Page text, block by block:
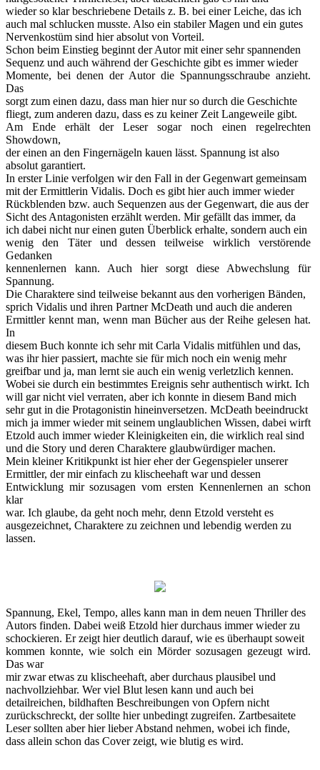
wieder so klar beschriebene Details z. B. bei einer Leiche, das ich
auch mal schlucken musste. Also ein stabiler Magen und ein gutes
Nervenkostüm sind hier absolut von Vorteil.
Schon beim Einstieg beginnt der Autor mit einer sehr spannenden
Sequenz und auch während der Geschichte gibt es immer wieder
Momente, bei denen der Autor die Spannungsschraube anzieht.
Das
sorgt zum einen dazu, dass man hier nur so durch die Geschichte
fliegt, zum anderen dazu, dass es zu keiner Zeit Langeweile gibt.
Am Ende erhält der Leser sogar noch einen regelrechten
Showdown,
der einen an den Fingernägeln kauen lässt. Spannung ist also
absolut garantiert.
In erster Linie verfolgen wir den Fall in der Gegenwart gemeinsam
mit der Ermittlerin Vidalis. Doch es gibt hier auch immer wieder
Rückblenden bzw. auch Sequenzen aus der Gegenwart, die aus der
Sicht des Antagonisten erzählt werden. Mir gefällt das immer, da
ich dabei nicht nur einen guten Überblick erhalte, sondern auch ein
wenig den Täter und dessen teilweise wirklich verstörende
Gedanken
kennenlernen kann. Auch hier sorgt diese Abwechslung für
Spannung.
Die Charaktere sind teilweise bekannt aus den vorherigen Bänden,
sprich Vidalis und ihren Partner McDeath und auch die anderen
Ermittler kennt man, wenn man Bücher aus der Reihe gelesen hat.
In
diesem Buch konnte ich sehr mit Carla Vidalis mitfühlen und das,
was ihr hier passiert, machte sie für mich noch ein wenig mehr
greifbar und ja, man lernt sie auch ein wenig verletzlich kennen.
Wobei sie durch ein bestimmtes Ereignis sehr authentisch wirkt. Ich
will gar nicht viel verraten, aber ich konnte in diesem Band mich
sehr gut in die Protagonistin hineinversetzen. McDeath beeindruckt
mich ja immer wieder mit seinem unglaublichen Wissen, dabei wirft
Etzold auch immer wieder Kleinigkeiten ein, die wirklich real sind
und die Story und deren Charaktere glaubwürdiger machen.
Mein kleiner Kritikpunkt ist hier eher der Gegenspieler unserer
Ermittler, der mir einfach zu klischeehaft war und dessen
Entwicklung mir sozusagen vom ersten Kennenlernen an schon
klar
war. Ich glaube, da geht noch mehr, denn Etzold versteht es
ausgezeichnet, Charaktere zu zeichnen und lebendig werden zu
lassen.
Spannung, Ekel, Tempo, alles kann man in dem neuen Thriller des
Autors finden. Dabei weiß Etzold hier durchaus immer wieder zu
schockieren. Er zeigt hier deutlich darauf, wie es überhaupt soweit
kommen konnte, wie solch ein Mörder sozusagen gezeugt wird.
Das war
mir zwar etwas zu klischeehaft, aber durchaus plausibel und
nachvollziehbar. Wer viel Blut lesen kann und auch bei
detailreichen, bildhaften Beschreibungen von Opfern nicht
zurückschreckt, der sollte hier unbedingt zugreifen. Zartbesaitete
Leser sollten aber hier lieber Abstand nehmen, wobei ich finde,
dass allein schon das Cover zeigt, wie blutig es wird.